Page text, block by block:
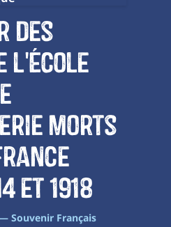
des
l'École
morts
et 1918
Souvenir Français